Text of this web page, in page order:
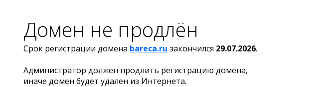
Домен не продлён
Срок регистрации домена bareca.ru закончился 29.07.2026.
Администратор должен продлить регистрацию домена,
иначе домен будет удален из Интернета.